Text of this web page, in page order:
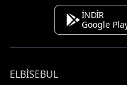
İNDİR
Google
ELBISEBUL